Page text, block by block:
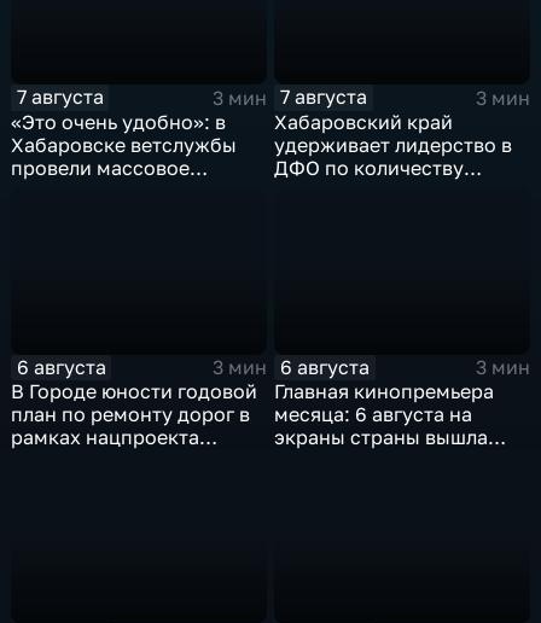
7 августа
3 мин
«Это очень удобно»: в
Хабаровске ветслужбы
провели массовое
7 августа
3 мин
Хабаровский край
удерживает лидерство в
ДФО по количеству
6 августа
3 мин
В Городе юности годовой
план по ремонту дорог в
рамках нацпроекта
6 августа
3 мин
Главная кинопремьера
месяца: 6 августа на
экраны страны вышла